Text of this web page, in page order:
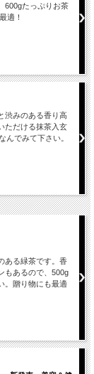
600gたっぷりお茶
適！
渋みのある香り高
ただける抹茶入玄
んでみて下さい。
ある緑茶です。香
もあるので、500g
。贈り物にも最適